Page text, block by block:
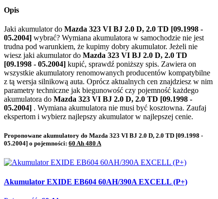
Opis
Jaki akumulator do Mazda 323 VI BJ 2.0 D, 2.0 TD [09.1998 -
05.2004] wybrać? Wymiana akumulatora w samochodzie nie jest
trudna pod warunkiem, że kupimy dobry akumulator. Jeżeli nie
wiesz jaki akumulator do Mazda 323 VI BJ 2.0 D, 2.0 TD
[09.1998 - 05.2004] kupić, sprawdź poniższy spis. Zawiera on
wszystkie akumulatory renomowanych producentów kompatybilne
z tą wersja silnikową auta. Oprócz aktualnych cen znajdziesz w nim
parametry techniczne jak biegunowość czy pojemność każdego
akumulatora do Mazda 323 VI BJ 2.0 D, 2.0 TD [09.1998 -
05.2004] . Wymiana akumulatora nie musi być kosztowna. Zaufaj
ekspertom i wybierz najlepszy akumulator w najlepszej cenie.
Proponowane akumulatory do Mazda 323 VI BJ 2.0 D, 2.0 TD [09.1998 -
05.2004] o pojemności: 60 Ah 480 A
Akumulator EXIDE EB604 60AH/390A EXCELL (P+)